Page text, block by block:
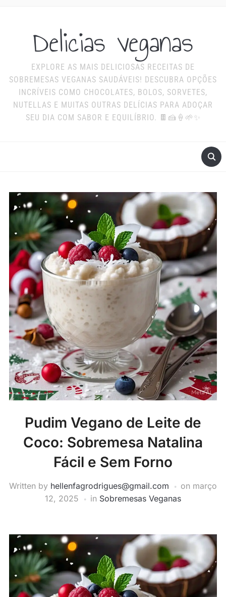
Delicias veganas
EXPLORE AS MAIS DELICIOSAS RECEITAS DE
SOBREMESAS VEGANAS SAUDÁVEIS! DESCUBRA OPÇÕES
INCRÍVEIS COMO CHOCOLATES, BOLOS, SORVETES,
NUTELLAS E MUITAS OUTRAS DELÍCIAS PARA ADOÇAR
SEU DIA COM SABOR E EQUILÍBRIO. 🍫🍰🍦🌱✨
Pudim Vegano de Leite de
Coco: Sobremesa Natalina
Fácil e Sem Forno
Written by hellenfagrodrigues@gmail.com on março
12, 2025
in Sobremesas Veganas